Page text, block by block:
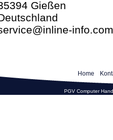
Gießen
info.com
Home
PGV Computer